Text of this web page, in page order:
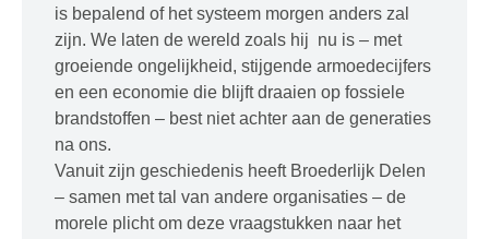
is bepalend of het systeem morgen anders zal
zijn. We laten de wereld zoals hij nu is – met
groeiende ongelijkheid, stijgende armoedecijfers
en een economie die blijft draaien op fossiele
brandstoffen – best niet achter aan de generaties
na ons.
Vanuit zijn geschiedenis heeft Broederlijk Delen
– samen met tal van andere organisaties – de
morele plicht om deze vraagstukken naar het